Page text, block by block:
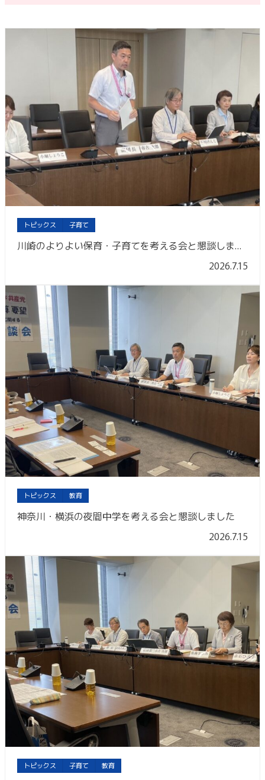
トピックス 子育て
川崎のよりよい保育・子育てを考える会と懇談しました
2026.7.15
トピックス 教育
神奈川・横浜の夜間中学を考える会と懇談しました
2026.7.15
トピックス 子育て 教育